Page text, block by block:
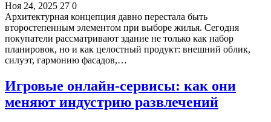
Ноя 24, 2025 27 0
Архитектурная концепция давно перестала быть
второстепенным элементом при выборе жилья. Сегодня
покупатели рассматривают здание не только как набор
планировок, но и как целостный продукт: внешний облик,
силуэт, гармонию фасадов,…
Игровые онлайн-сервисы: как они
меняют индустрию развлечений